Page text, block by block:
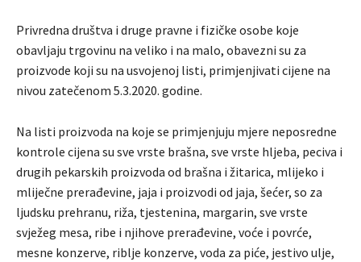
Privredna društva i druge pravne i fizičke osobe koje
obavljaju trgovinu na veliko i na malo, obavezni su za
proizvode koji su na usvojenoj listi, primjenjivati cijene na
nivou zatečenom 5.3.2020. godine.
Na listi proizvoda na koje se primjenjuju mjere neposredne
kontrole cijena su sve vrste brašna, sve vrste hljeba, peciva i
drugih pekarskih proizvoda od brašna i žitarica, mlijeko i
mliječne prerađevine, jaja i proizvodi od jaja, šećer, so za
ljudsku prehranu, riža, tjestenina, margarin, sve vrste
svježeg mesa, ribe i njihove prerađevine, voće i povrće,
mesne konzerve, riblje konzerve, voda za piće, jestivo ulje,